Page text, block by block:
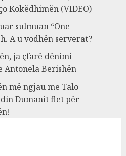
Kokëdhimën (VIDEO)
sulmuan “One
A u vodhën serverat?
ja çfarë dënimi
Berishën
më ngjau me Talo
Dumanit flet për